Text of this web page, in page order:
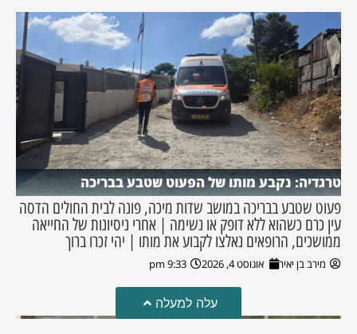
טרגדיה: נקבע מותו של הפעוט שטבע בבריכה
פעוט שטבע בבריכה במושב שדות מיכה, פונה לבית החולים הדסה
עין כרם כשהוא ללא דופק או נשימה | אחרי ניסיונות של החייאה
ממושכים, הרופאים נאלצו לקבוע את מותו | יהי זכרו ברוך
מירב בן יאיר אוגוסט 4, 2026 9:33 pm
עלה למעלה